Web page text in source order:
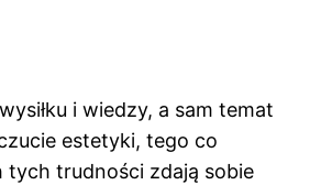
i wiedzy, a sam temat
estetyki, tego co
trudności zdają sobie